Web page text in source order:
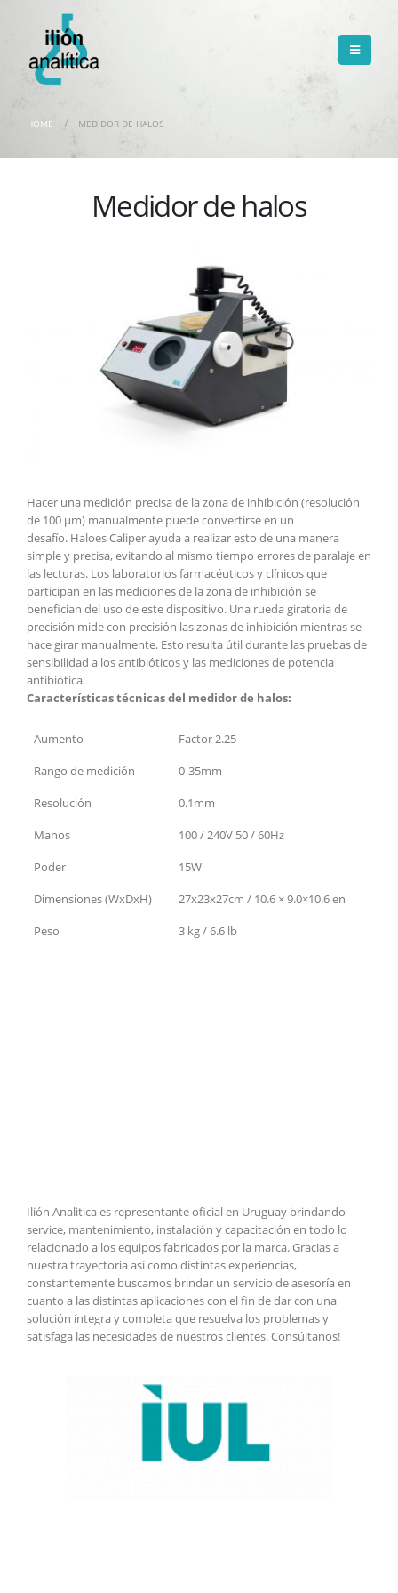
HOME MEDIDOR DE HALOS
Medidor de halos
Hacer una medición precisa de la zona de inhibición (resolución
de 100 µm) manualmente puede convertirse en un
desafío. Haloes Caliper ayuda a realizar esto de una manera
simple y precisa, evitando al mismo tiempo errores de paralaje en
las lecturas. Los laboratorios farmacéuticos y clínicos que
participan en las mediciones de la zona de inhibición se
benefician del uso de este dispositivo. Una rueda giratoria de
precisión mide con precisión las zonas de inhibición mientras se
hace girar manualmente. Esto resulta útil durante las pruebas de
sensibilidad a los antibióticos y las mediciones de potencia
antibiótica.
Características técnicas del medidor de halos:
Aumento
Factor 2.25
Rango de medición
0-35mm
Resolución
0.1mm
Manos
100 / 240V 50 / 60Hz
Poder
15W
Dimensiones (WxDxH)
27x23x27cm / 10.6 × 9.0×10.6 en
Peso
3 kg / 6.6 lb
Ilión Analitica es representante oficial en Uruguay brindando
service, mantenimiento, instalación y capacitación en todo lo
relacionado a los equipos fabricados por la marca. Gracias a
nuestra trayectoria así como distintas experiencias,
constantemente buscamos brindar un servicio de asesoría en
cuanto a las distintas aplicaciones con el fin de dar con una
solución íntegra y completa que resuelva los problemas y
satisfaga las necesidades de nuestros clientes. Consúltanos!